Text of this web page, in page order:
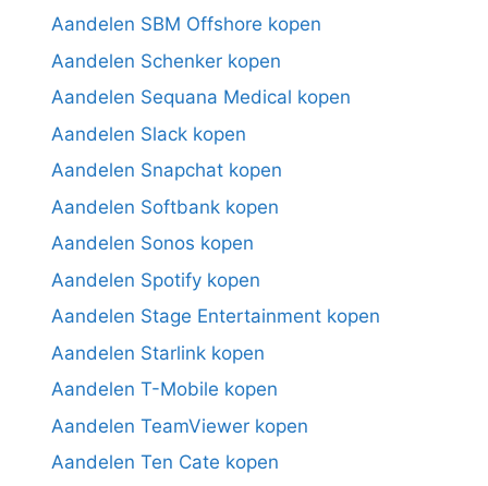
Aandelen SBM Offshore kopen
Aandelen Schenker kopen
Aandelen Sequana Medical kopen
Aandelen Slack kopen
Aandelen Snapchat kopen
Aandelen Softbank kopen
Aandelen Sonos kopen
Aandelen Spotify kopen
Aandelen Stage Entertainment kopen
Aandelen Starlink kopen
Aandelen T-Mobile kopen
Aandelen TeamViewer kopen
Aandelen Ten Cate kopen